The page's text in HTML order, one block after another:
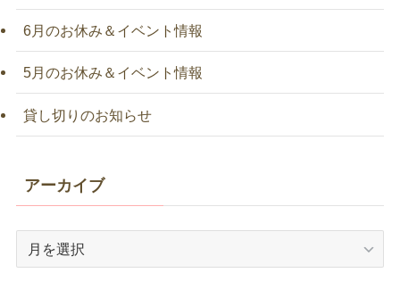
6月のお休み＆イベント情報
5月のお休み＆イベント情報
貸し切りのお知らせ
アーカイブ